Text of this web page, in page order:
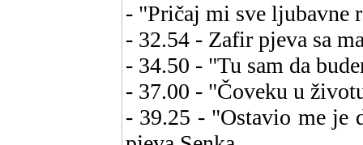
- "Pričaj mi sve ljubavne
- 32.54 - Zafir pjeva sa
- 34.50 - "Tu sam da
- 37.00 - "Čoveku u
- 39.25 - "Ostavio me je